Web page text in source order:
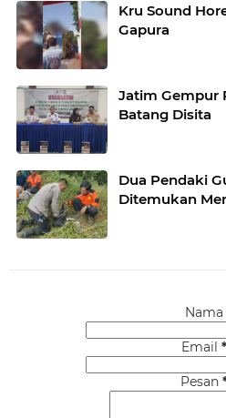
Kru Sound
Gapura
Jatim Gempur
Batang Disita
Dua Pendaki
Ditemukan
Nama
Email *
Pesan